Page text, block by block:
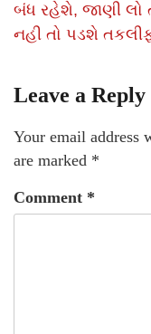
બંધ રહેશે, જાણી લો
નહી તો પડશે
Leave a Reply
Your email address
are marked *
Comment *